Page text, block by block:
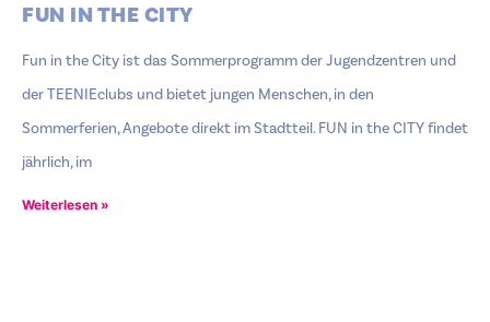
FUN IN THE CITY
Fun in the City ist das Sommerprogramm der Jugendzentren und
der TEENIEclubs und bietet jungen Menschen, in den
Sommerferien, Angebote direkt im Stadtteil. FUN in the CITY findet
jährlich, im
Weiterlesen »